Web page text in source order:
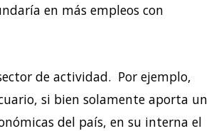
en más empleos con
de actividad. Por ejemplo,
si bien solamente aporta un
del país, en su interna el